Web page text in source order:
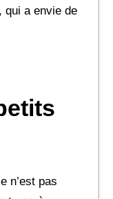
qui a envie de
n’est pas